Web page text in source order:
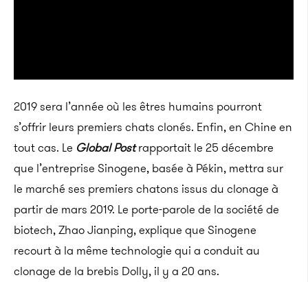
2019 sera l’année où les êtres humains pourront
s’offrir leurs premiers chats clonés. Enfin, en Chine en
tout cas. Le Global Post rapportait le 25 décembre
que l’entreprise Sinogene, basée à Pékin, mettra sur
le marché ses premiers chatons issus du clonage à
partir de mars 2019. Le porte-parole de la société de
biotech, Zhao Jianping, explique que Sinogene
recourt à la même technologie qui a conduit au
clonage de la brebis Dolly, il y a 20 ans.